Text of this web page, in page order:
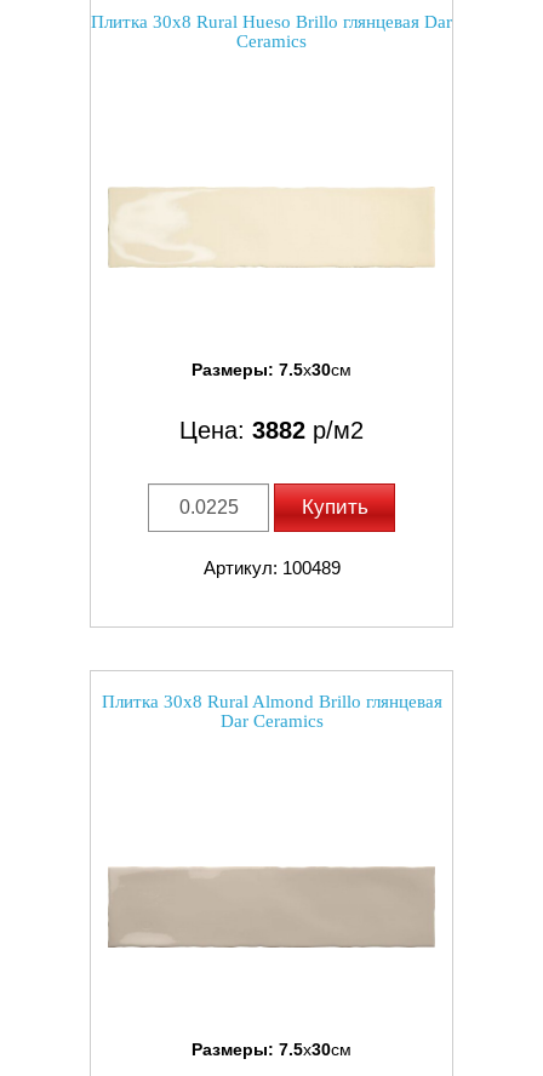
Плитка 30x8 Rural Hueso Brillo глянцевая Dar
Ceramics
Размеры: 7.5x30см
Цена: 3882 р/м2
Купить
Артикул: 100489
Плитка 30x8 Rural Almond Brillo глянцевая
Dar Ceramics
Размеры: 7.5x30см